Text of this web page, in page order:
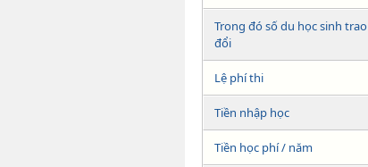
Trong đó số du học sinh trao
đổi
Lệ phí thi
Tiền nhập học
Tiền học phí / năm